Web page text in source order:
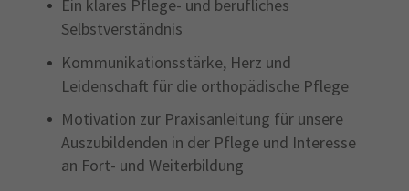
Ein klares Pflege- und berufliches
Selbstverständnis
Kommunikationsstärke, Herz und
Leidenschaft für die orthopädische Pflege
Motivation zur Praxisanleitung für unsere
Auszubildenden in der Pflege und Interesse
an Fort- und Weiterbildung